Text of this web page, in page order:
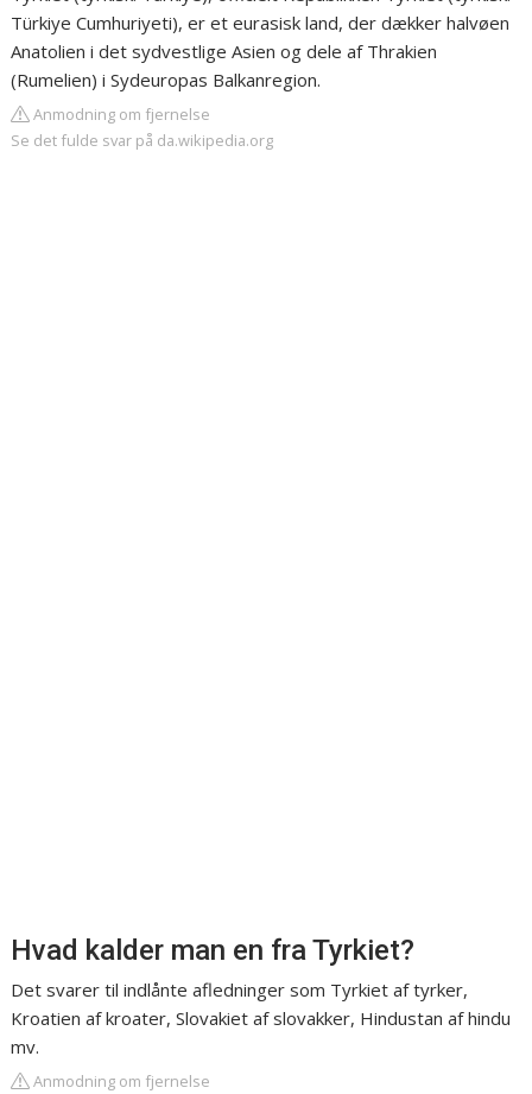
Türkiye Cumhuriyeti), er et eurasisk land, der dækker halvøen
Anatolien i det sydvestlige Asien og dele af Thrakien
(Rumelien) i Sydeuropas Balkanregion.
Anmodning om fjernelse
Se det fulde svar på da.wikipedia.org
Hvad kalder man en fra Tyrkiet?
Det svarer til indlånte afledninger som Tyrkiet af tyrker,
Kroatien af kroater, Slovakiet af slovakker, Hindustan af hindu
mv.
Anmodning om fjernelse